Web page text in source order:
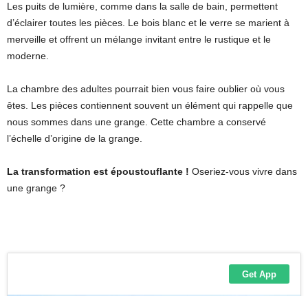
Les puits de lumière, comme dans la salle de bain, permettent
d’éclairer toutes les pièces. Le bois blanc et le verre se marient à
merveille et offrent un mélange invitant entre le rustique et le
moderne.
La chambre des adultes pourrait bien vous faire oublier où vous
êtes. Les pièces contiennent souvent un élément qui rappelle que
nous sommes dans une grange. Cette chambre a conservé
l’échelle d’origine de la grange.
La transformation est époustouflante ! Oseriez-vous vivre dans
une grange ?